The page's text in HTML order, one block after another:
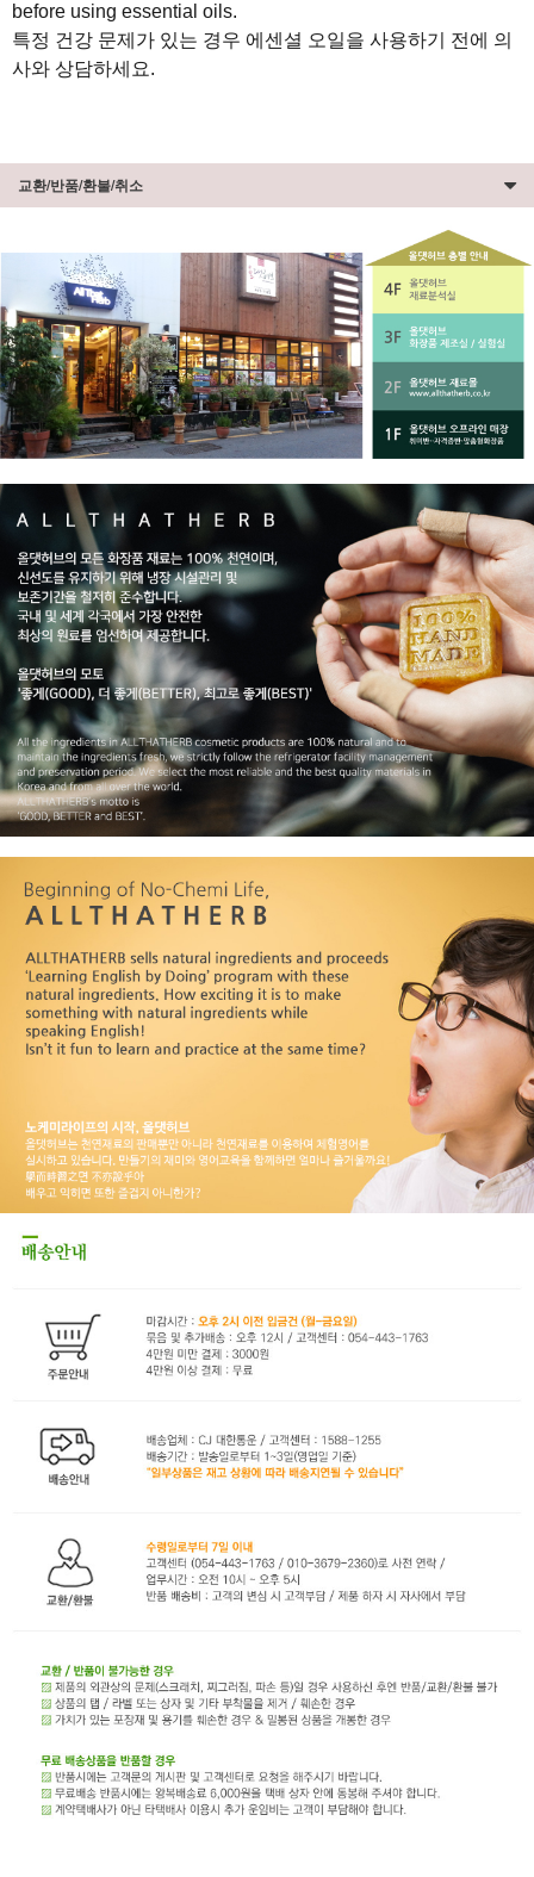
before using essential oils.
특정 건강 문제가 있는 경우 에센셜 오일을 사용하기 전에 의
사와 상담하세요.
교환/반품/환불/취소